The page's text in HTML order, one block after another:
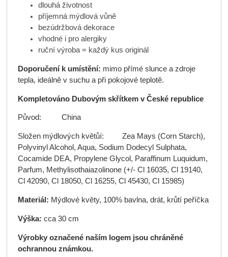
dlouhá životnost
příjemná mýdlová vůně
bezúdržbová dekorace
vhodné i pro alergiky
ruční výroba = každý kus originál
Doporučení k umístění: mimo přímé slunce a zdroje
tepla, ideálně v suchu a při pokojové teplotě.
Kompletováno Dubovým skřítkem v České republice
Původ: China
Složen mýdlových květůí: Zea Mays (Corn Starch),
Polyvinyl Alcohol, Aqua, Sodium Dodecyl Sulphata,
Cocamide DEA, Propylene Glycol, Paraffinum Luquidum,
Parfum, Methylisothaiazolinone (+/- Cl 16035, Cl 19140,
Cl 42090, Cl 18050, Cl 16255, Cl 45430, Cl 15985)
Materiál: Mýdlové květy, 100% bavlna, drát, krůtí peříčka
Výška: cca 30 cm
Výrobky označené naším logem jsou chráněné
ochrannou známkou.